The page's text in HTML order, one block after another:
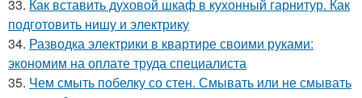
33. Как вставить духовой шкаф в кухонный гарнитур. Как
подготовить нишу и электрику
34. Разводка электрики в квартире своими руками:
экономим на оплате труда специалиста
35. Чем смыть побелку со стен. Смывать или не смывать